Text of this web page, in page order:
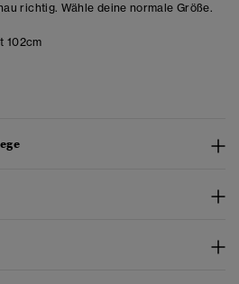
richtig. Wähle deine normale Größe.
102cm